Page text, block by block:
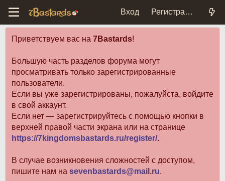
Вход Регистрация
Приветствуем вас на 7Bastards!
Большую часть разделов форума могут
просматривать только зарегистрированные
пользователи.
Если вы уже зарегистрированы, пожалуйста, войдите
в свой аккаунт.
Если нет — зарегистрируйтесь с помощью кнопки в
верхней правой части экрана или на странице
https://7kingdomsbastards.ru/register/.
В случае возникновения сложностей с доступом,
пишите нам на sevenbastards@mail.ru.